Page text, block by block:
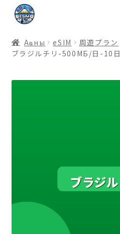
ナ
ビ
ー
シ
コ
ン
ン
ツ
Аҩны еSIM
周遊プラン
ブラジルチリ-500МБ/日-10日